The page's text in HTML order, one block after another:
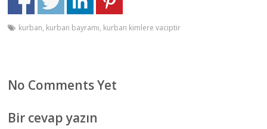
kurban, kurban bayramı, kurban kimlere vaciptir
No Comments Yet
Bir cevap yazın